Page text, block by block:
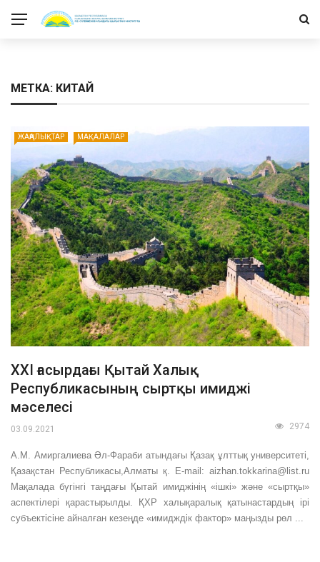
МЕТКА: КИТАЙ
ЖАҢАЛЫҚТАР МАҚАЛАЛАР
ХХІ ғасырдағы Қытай Халық
Республикасының сыртқы имиджі
мәселесі
03.09.2021 2974
А.М. Амиргалиева Әл-Фараби атындағы Қазақ ұлттық университеті,
Қазақстан Республикасы,Алматы қ. E-mail: aizhan.tokkarina@list.ru
Мақалада бүгінгі таңдағы Қытай имиджінің «ішкі» және «сыртқы»
аспектілері қарастырылды. ҚХР халықаралық қатынастардың ірі
субъектісіне айналған кезеңде «имидждік фактор» маңызды рөл ...